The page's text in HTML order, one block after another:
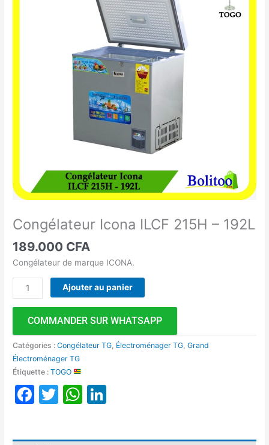
Congélateur Icona ILCF 215H – 192L
189.000 CFA
Congélateur de marque ICONA.
Ajouter au panier
COMMANDER SUR WHATSAPP
Catégories :Congélateur TG Électroménager TG ,Grand
Électroménager TG
Étiquette :TOGO
Facebook
TwitterWhatsApp